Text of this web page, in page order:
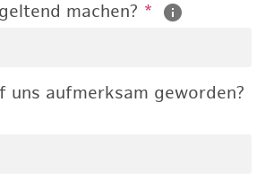
machen? *
uns aufmerksam geworden?